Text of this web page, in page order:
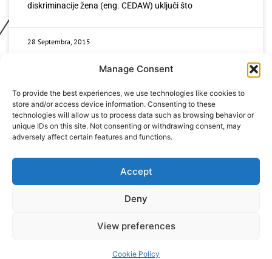
Manage Consent
To provide the best experiences, we use technologies like cookies to
store and/or access device information. Consenting to these
technologies will allow us to process data such as browsing behavior or
unique IDs on this site. Not consenting or withdrawing consent, may
adversely affect certain features and functions.
Accept
Deny
View preferences
Cookie Policy
diskriminacije žena (eng. CEDAW) uključi što
28 Septembra, 2015
+387 65 615 535